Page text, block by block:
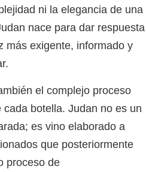
ni la elegancia de una
nace para dar respuesta
más exigente, informado y
el complejo proceso
cada botella. Judan no es un
es vino elaborado a
que posteriormente
proceso de